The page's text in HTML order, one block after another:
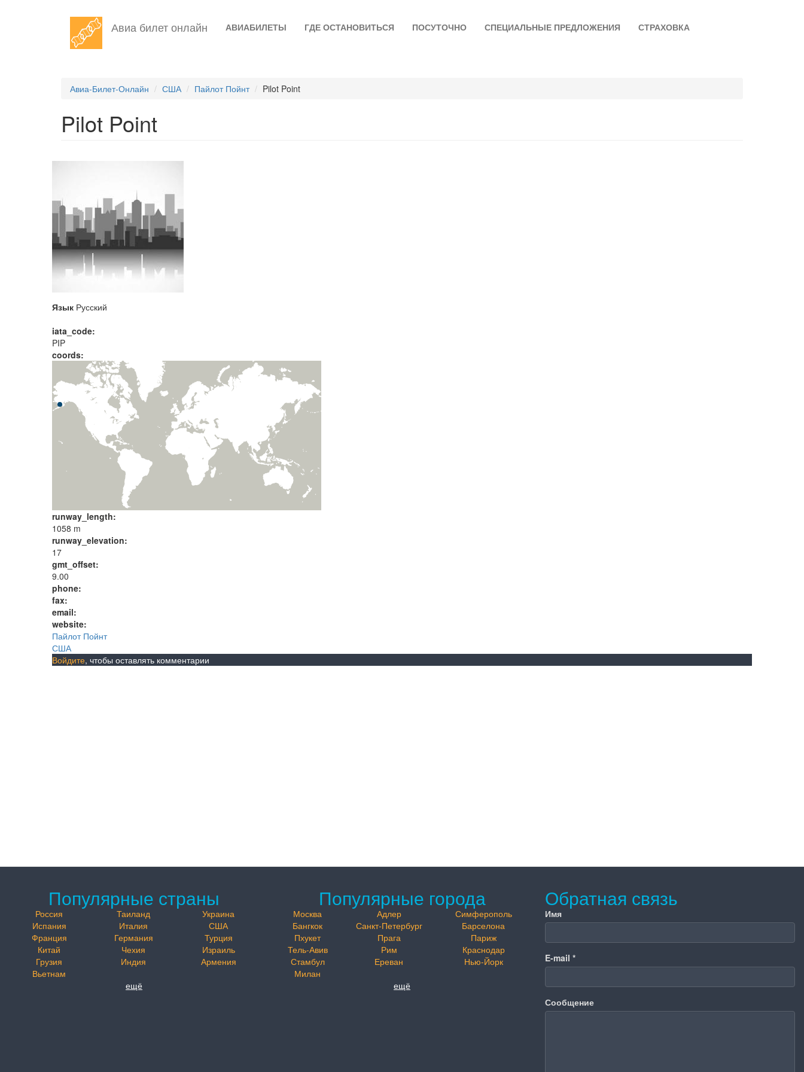
Авиа билет онлайн АВИАБИЛЕТЫ ГДЕ ОСТАНОВИТЬСЯ ПОСУТОЧНО СПЕЦИАЛЬНЫЕ ПРЕДЛОЖЕНИЯ СТРАХОВКА
Авиа-Билет-Онлайн США Пайлот Пойнт Pilot Point
Pilot Point
Язык Русский
iata_code:
PIP
coords:
runway_length:
1058 m
runway_elevation:
17
gmt_offset:
9.00
phone:
fax:
email:
website:
Пайлот Пойнт
США
Войдите, чтобы оставлять комментарии
Популярные страны
Россия Таиланд
Украина
Испания
Италия
США
Франция
Германия
Турция
Китай
Чехия
Израиль
Грузия
Индия
Армения
Вьетнам
ещё
Популярные города
Москва Адлер
Симферополь
Бангкок
Санкт-Петербург
Барселона
Пхукет
Прага
Париж
Тель-Авив
Рим
Краснодар
Стамбул
Ереван
Нью-Йорк
Милан
ещё
Обратная связь
Имя
E-mail *
Сообщение